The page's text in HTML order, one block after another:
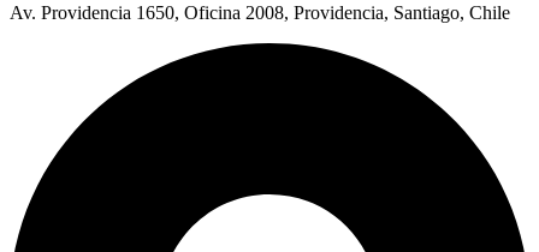
Av. Providencia 1650, Oficina 2008, Providencia, Santiago, Chile